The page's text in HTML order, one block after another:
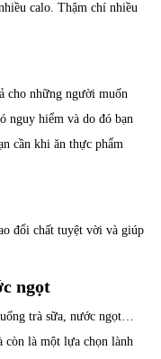
calo. Thậm chí nhiều
cho những người muốn
nguy hiểm và do đó bạn
cần khi ăn thực phẩm
đổi chất tuyệt vời và giúp
ngọt
trà sữa, nước ngọt…
còn là một lựa chọn lành